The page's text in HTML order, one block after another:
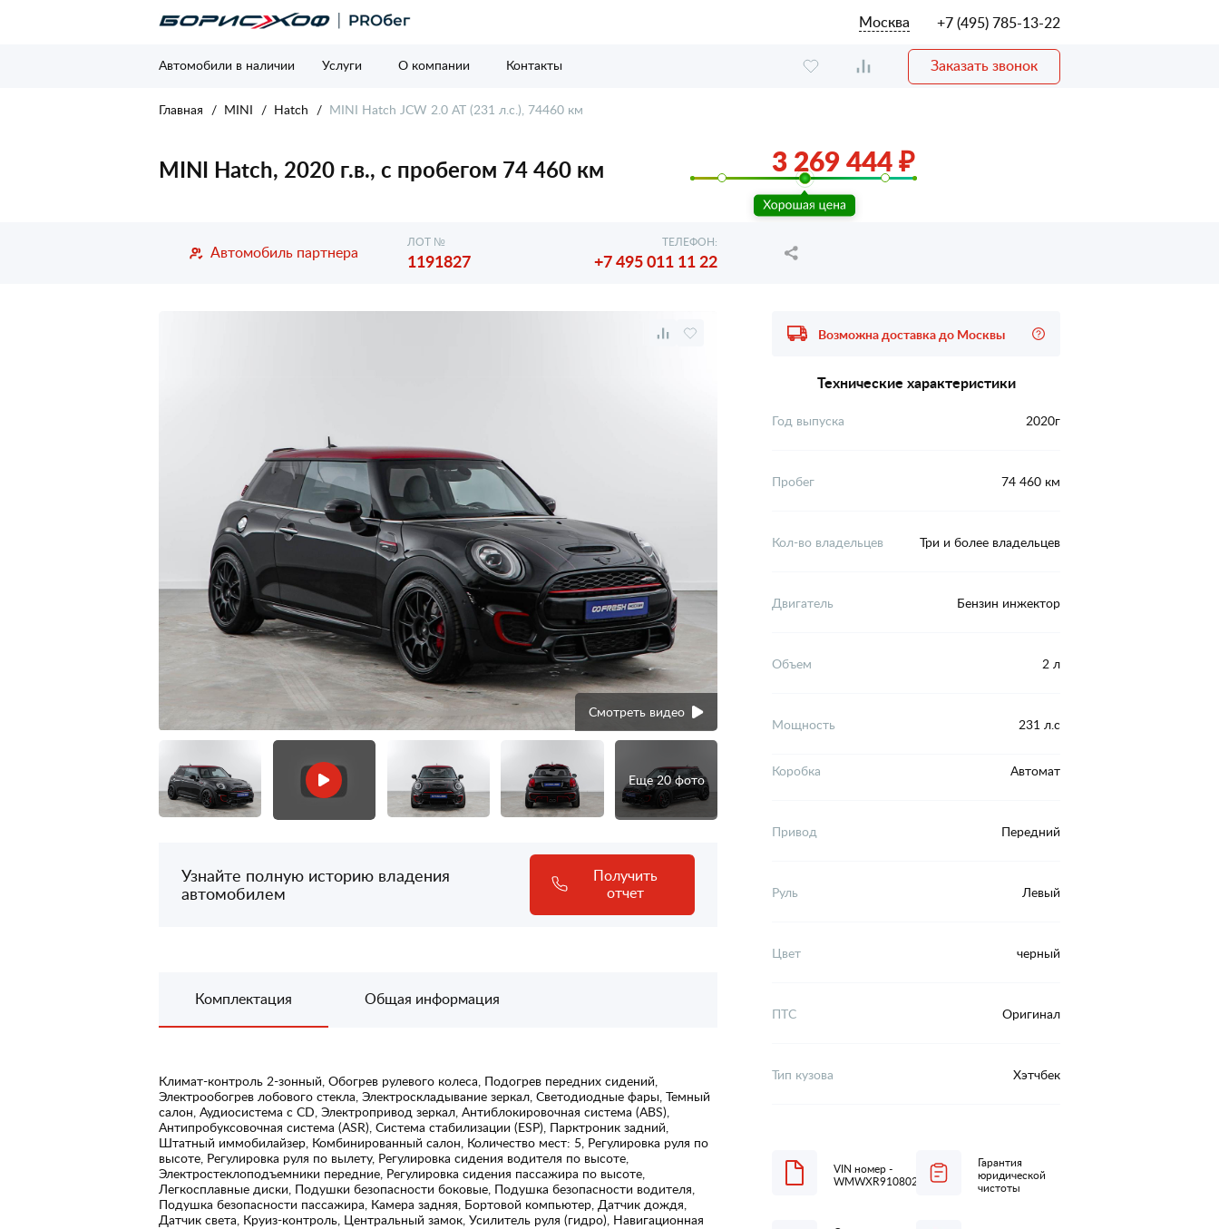
Москва +7 (495) 785-13-22
Автомобили в наличии Услуги О компании Контакты Заказать звонок
Главная MINI Hatch MINI Hatch JCW 2.0 AT (231 л.с.), 74460 км
MINI Hatch, 2020 г.в., с пробегом 74 460 км 3 269 444 ₽
Автомобиль партнера
ЛОТ №
1191827
ТЕЛЕФОН:
+7 495 011 11 22
Смотреть видео
Еще 20 фото
Узнайте полную историю владения
автомобилем
Получить
отчет
Комплектация Общая информация
Климат-контроль 2-зонный, Обогрев рулевого колеса, Подогрев передних сидений,
Электрообогрев лобового стекла, Электроскладывание зеркал, Светодиодные фары, Темный
салон, Аудиосистема с CD, Электропривод зеркал, Антиблокировочная система (ABS),
Антипробуксовочная система (ASR), Система стабилизации (ESP), Парктроник задний,
Штатный иммобилайзер, Комбинированный салон, Количество мест: 5, Регулировка руля по
высоте, Регулировка руля по вылету, Регулировка сидения водителя по высоте,
Электростеклоподъемники передние, Регулировка сидения пассажира по высоте,
Легкосплавные диски, Подушки безопасности боковые, Подушка безопасности водителя,
Подушка безопасности пассажира, Камера задняя, Бортовой компьютер, Датчик дождя,
Датчик света, Круиз-контроль, Центральный замок, Усилитель руля (гидро), Навигационная
Возможна доставка до Москвы
Технические характеристики
Год выпуска 2020г
Пробег 74 460 км
Кол-во владельцев Три и более владельцев
Двигатель Бензин инжектор
Объем 2 л
Мощность 231 л.с
Коробка Автомат
Привод Передний
Руль Левый
Цвет черный
ПТС Оригинал
Тип кузова Хэтчбек
VIN номер -
WMWXR910802N80459
Гарантия
юридической
чистоты